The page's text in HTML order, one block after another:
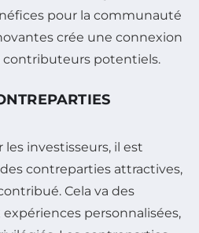
pour la communauté
crée une connexion
contributeurs potentiels.
investisseurs, il est
contreparties attractives,
Cela va des
personnalisées,